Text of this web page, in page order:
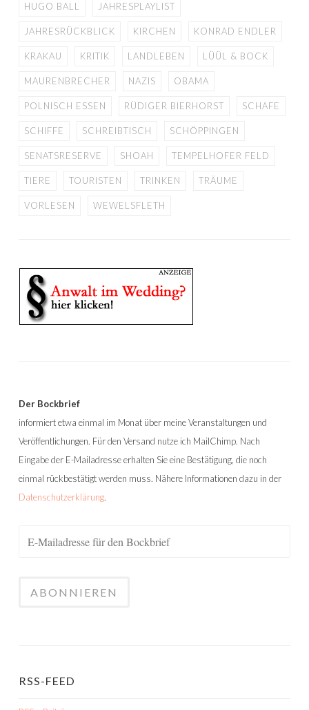
HUGO BALL JAHRESPLAYLIST
JAHRESRÜCKBLICK KIRCHEN KONRAD ENDLER
KRAKAU KRITIK LANDLEBEN LÜÜL & BOCK
MAURENBRECHER NAZIS OBAMA
POLNISCH ESSEN RÜDIGER BIERHORST SCHAFE
SCHIFFE SCHREIBTISCH SCHÖPPINGEN
SENATSRESERVE SHOAH TEMPELHOFER FELD
TIERE TOURISTEN TRINKEN TRÄUME
VORLESEN WEWELSFLETH
Der Bockbrief
informiert etwa einmal im Monat über meine Veranstaltungen und
Veröffentlichungen. Für den Versand nutze ich MailChimp. Nach
Eingabe der E-Mailadresse erhalten Sie eine Bestätigung, die noch
einmal rückbestätigt werden muss. Nähere Informationen dazu in der
Datenschutzerklärung.
RSS-FEED